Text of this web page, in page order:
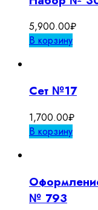
5,900.00₽
В корзину
Сет №17
1,700.00₽
В корзину
№ 793